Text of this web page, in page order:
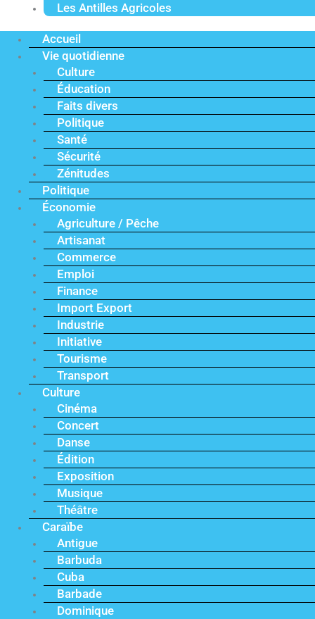
Les Antilles Agricoles
Accueil
Vie quotidienne
Culture
Éducation
Faits divers
Politique
Santé
Sécurité
Zénitudes
Politique
Économie
Agriculture / Pêche
Artisanat
Commerce
Emploi
Finance
Import Export
Industrie
Initiative
Tourisme
Transport
Culture
Cinéma
Concert
Danse
Édition
Exposition
Musique
Théâtre
Caraïbe
Antigue
Barbuda
Cuba
Barbade
Dominique